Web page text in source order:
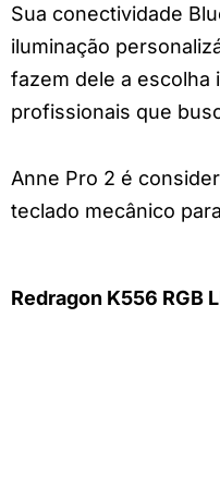
Sua conectividade
iluminação
fazem dele a escolha
profissionais que
Anne Pro 2 é
teclado mecânico
Redragon K556 RGB